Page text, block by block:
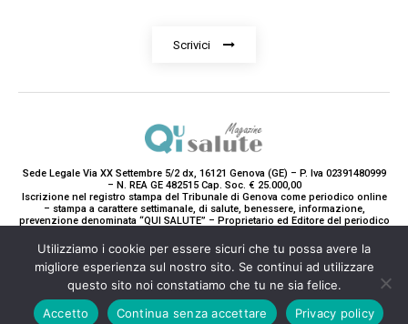
Scrivici
Sede Legale Via XX Settembre 5/2 dx, 16121 Genova (GE) – P. Iva 02391480999
– N. REA GE 482515 Cap. Soc. € 25.000,00
Iscrizione nel registro stampa del Tribunale di Genova come periodico online
– stampa a carattere settimanale, di salute, benessere, informazione,
prevenzione denominata “QUI SALUTE” – Proprietario ed Editore del periodico
Paola Gavarone. (Iscrizione registro stampa R.V. 5663/2020 Reg. Stampa
N.14/2020 Cron. 890/2020).
2020-2025© Teddy Luxury SRL
Utilizziamo i cookie per essere sicuri che tu possa avere la
migliore esperienza sul nostro sito. Se continui ad utilizzare
questo sito noi constatiamo che tu ne sia felice.
Accetto
Continua senza accettare Privacy policy